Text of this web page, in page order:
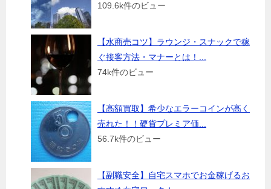
109.6k件のビュー
【水商売コツ】ラウンジ・スナックで稼
ぐ接客方法・マナーとは！...
74k件のビュー
【高額買取】希少なエラーコインが高く
売れた！！硬貨プレミア価...
56.7k件のビュー
【副職安全】自宅スマホでお金稼げるお